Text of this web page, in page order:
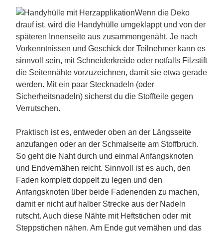
Wenn die Deko
drauf ist, wird die Handyhülle umgeklappt und von der
späteren Innenseite aus zusammengenäht. Je nach
Vorkenntnissen und Geschick der Teilnehmer kann es
sinnvoll sein, mit Schneiderkreide oder notfalls Filzstift
die Seitennähte vorzuzeichnen, damit sie etwa gerade
werden. Mit ein paar Stecknadeln (oder
Sicherheitsnadeln) sicherst du die Stoffteile gegen
Verrutschen.
Praktisch ist es, entweder oben an der Längsseite
anzufangen oder an der Schmalseite am Stoffbruch.
So geht die Naht durch und einmal Anfangsknoten
und Endvernähen reicht. Sinnvoll ist es auch, den
Faden komplett doppelt zu legen und den
Anfangsknoten über beide Fadenenden zu machen,
damit er nicht auf halber Strecke aus der Nadeln
rutscht. Auch diese Nähte mit Heftstichen oder mit
Steppstichen nähen. Am Ende gut vernähen und das